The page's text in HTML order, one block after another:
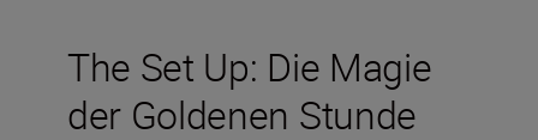
The Set Up: Die Magie
der Goldenen Stunde